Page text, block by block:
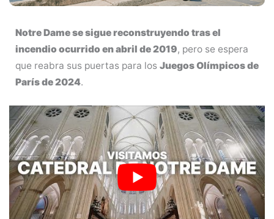
Notre Dame se sigue reconstruyendo tras el
incendio ocurrido en abril de 2019, pero se espera
que reabra sus puertas para los Juegos Olímpicos de
París de 2024.